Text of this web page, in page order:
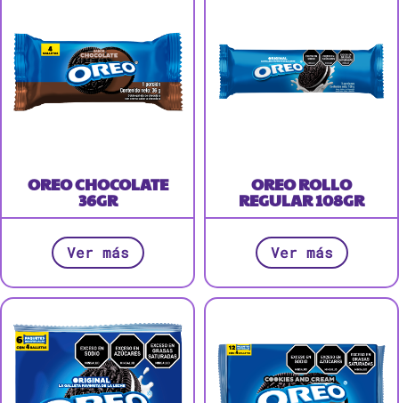
OREO CHOCOLATE
36GR
Ver más
OREO ROLLO
REGULAR 108GR
Ver más